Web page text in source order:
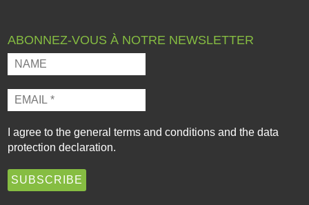
ABONNEZ-VOUS À NOTRE NEWSLETTER
I agree to thegeneral terms and conditions and thedata
protection declaration.